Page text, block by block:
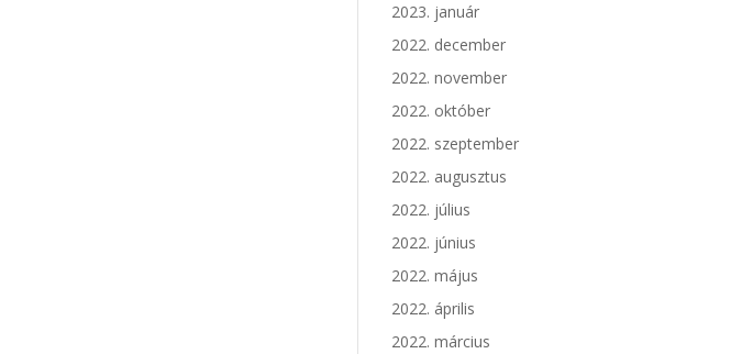
2023. január
2022. december
2022. november
2022. október
2022. szeptember
2022. augusztus
2022. július
2022. június
2022. május
2022. április
2022. március